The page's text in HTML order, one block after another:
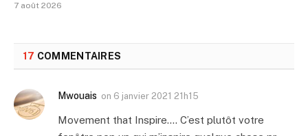
7 août 2026
17 COMMENTAIRES
Mwouais on 6 janvier 2021 21h15
Movement that Inspire…. C’est plutôt votre